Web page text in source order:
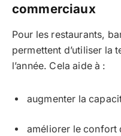
commerciaux
Pour les restaurants,
permettent d’utiliser la
l’année. Cela aide à :
augmenter la
améliorer le confort